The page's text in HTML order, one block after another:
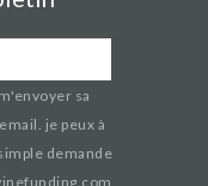
sa
je peux à
demande